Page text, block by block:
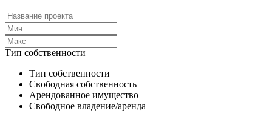
Тип собственности
Тип собственности
Свободная собственность
Арендованное имущество
Свободное владение/аренда